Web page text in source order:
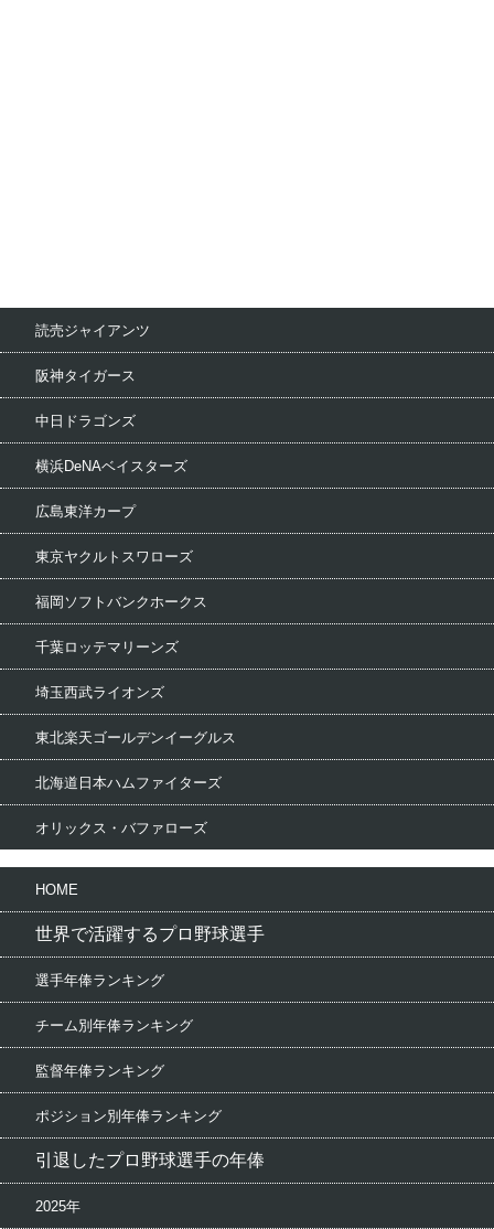
読売ジャイアンツ
阪神タイガース
中日ドラゴンズ
横浜DeNAベイスターズ
広島東洋カープ
東京ヤクルトスワローズ
福岡ソフトバンクホークス
千葉ロッテマリーンズ
埼玉西武ライオンズ
東北楽天ゴールデンイーグルス
北海道日本ハムファイターズ
オリックス・バファローズ
HOME
世界で活躍するプロ野球選手
選手年俸ランキング
チーム別年俸ランキング
監督年俸ランキング
ポジション別年俸ランキング
引退したプロ野球選手の年俸
2025年